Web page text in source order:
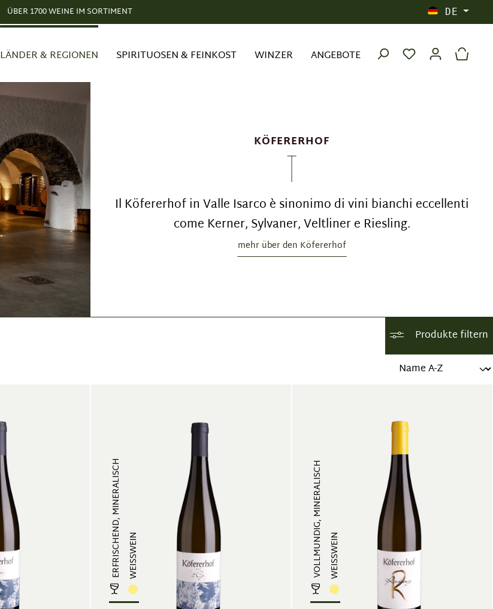
ÜBER 1700 WEINE IM SORTIMENT DE
LÄNDER & REGIONEN SPIRITUOSEN & FEINKOST WINZER ANGEBOTE
KÖFERERHOF
Il Köfererhof in Valle Isarco è sinonimo di vini bianchi eccellenti
come Kerner, Sylvaner, Veltliner e Riesling.
mehr über den Köfererhof
Produkte filtern
ERFRISCHEND, MINERALISCH WEISSWEIN VOLLMUNDIG, MINERALISCH WEISSWEIN